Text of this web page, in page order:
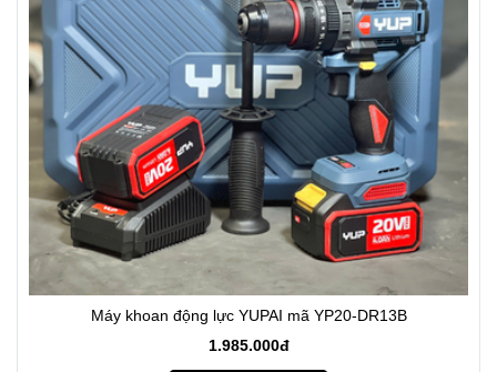
Máy khoan động lực YUPAI mã YP20-DR13B
1.985.000đ